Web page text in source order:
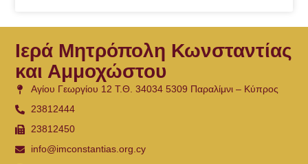
Ιερά Μητρόπολη Κωνσταντίας
και Αμμοχώστου
Αγίου Γεωργίου 12 Τ.Θ. 34034 5309 Παραλίμνι – Κύπρος
23812444
23812450
info@imconstantias.org.cy